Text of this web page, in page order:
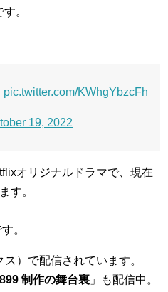
。
pic.twitter.com/KWhgYbzcFh
19, 2022
オリジナルドラマで、現在
す。
。
）で配信されています。
制作の舞台裏 」も配信中。